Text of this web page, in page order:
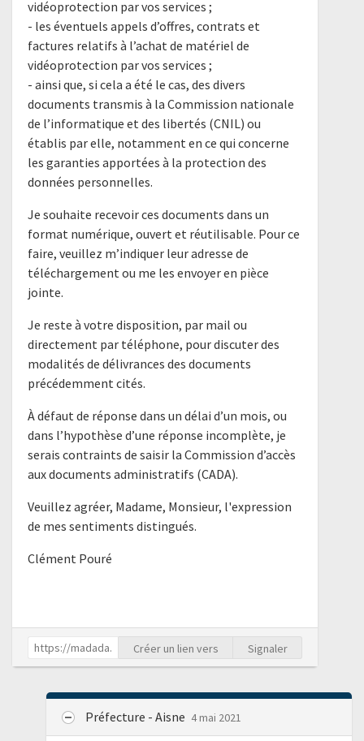
vidéoprotection par vos services ;
- les éventuels appels d’offres, contrats et
factures relatifs à l’achat de matériel de
vidéoprotection par vos services ;
- ainsi que, si cela a été le cas, des divers
documents transmis à la Commission nationale
de l’informatique et des libertés (CNIL) ou
établis par elle, notamment en ce qui concerne
les garanties apportées à la protection des
données personnelles.
Je souhaite recevoir ces documents dans un
format numérique, ouvert et réutilisable. Pour ce
faire, veuillez m’indiquer leur adresse de
téléchargement ou me les envoyer en pièce
jointe.
Je reste à votre disposition, par mail ou
directement par téléphone, pour discuter des
modalités de délivrances des documents
précédemment cités.
À défaut de réponse dans un délai d’un mois, ou
dans l’hypothèse d’une réponse incomplète, je
serais contraints de saisir la Commission d’accès
aux documents administratifs (CADA).
Veuillez agréer, Madame, Monsieur, l'expression
de mes sentiments distingués.
Clément Pouré
Créer un lien vers Signaler
Préfecture - Aisne 4 mai 2021